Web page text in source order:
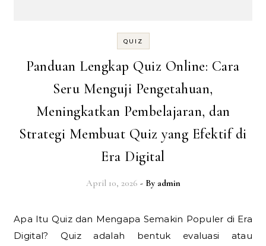
QUIZ
Panduan Lengkap Quiz Online: Cara
Seru Menguji Pengetahuan,
Meningkatkan Pembelajaran, dan
Strategi Membuat Quiz yang Efektif di
Era Digital
April 10, 2026 - By admin
Apa Itu Quiz dan Mengapa Semakin Populer di Era
Digital? Quiz adalah bentuk evaluasi atau